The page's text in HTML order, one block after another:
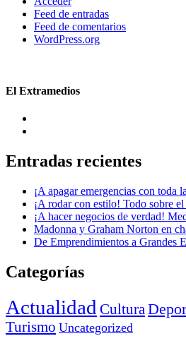
Feed de entradas
Feed de comentarios
WordPress.org
El Extramedios
Entradas recientes
¡A apagar emergencias con
¡A rodar con estilo! Todo sobre
¡A hacer negocios de verdad!
Madonna y Graham Norton en
De Emprendimientos a Grandes
Categorías
Actualidad Cultura
Turismo Uncategorized